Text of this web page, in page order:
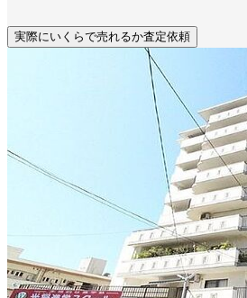
実際にいくらで売れるか査定依頼